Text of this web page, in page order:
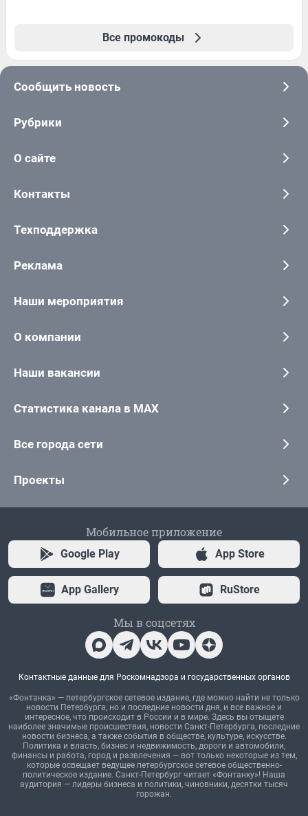
Все промокоды
Сообщить новость
Рубрики
О сайте
Контакты
Техподдержка
Реклама
Наши мероприятия
О компании
Наши вакансии
Статистика канала в MAX
Все города сети
Проекты
Мобильное приложение
Google Play App Store
App Gallery RuStore
Мы в соцсетях
Контактные данные для Роскомнадзора и государственных органов
«Фонтанка» — петербургское сетевое издание, где можно найти не только
новости Петербурга, но и последние новости дня, и все важное и
интересное, что происходит в России и в мире. Здесь вы отыщете
наиболее значимые происшествия, новости Санкт-Петербурга, последние
новости бизнеса, а также события в обществе, культуре, искусстве.
Политика и власть, бизнес и недвижимость, дороги и автомобили,
финансы и работа, город и развлечения — вот только некоторые из тем,
которые освещает ведущее петербургское сетевое общественно-
политическое издание. Санкт-Петербург читает «Фонтанку»! Наша
аудитория — лидеры бизнеса и политики, чиновники, десятки тысяч
горожан.